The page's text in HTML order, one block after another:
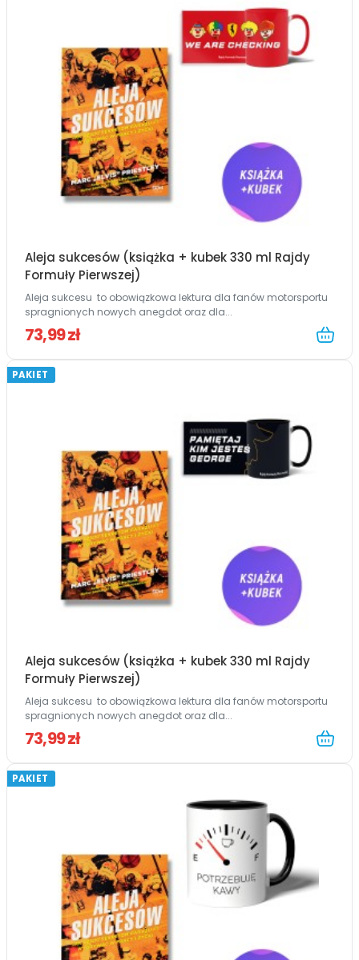
Aleja sukcesów (książka + kubek 330 ml Rajdy
Formuły Pierwszej)
Aleja sukcesu to obowiązkowa lektura dla fanów motorsportu
spragnionych nowych anegdot oraz dla...
73,99 zł
PAKIET
Aleja sukcesów (książka + kubek 330 ml Rajdy
Formuły Pierwszej)
Aleja sukcesu to obowiązkowa lektura dla fanów motorsportu
spragnionych nowych anegdot oraz dla...
73,99 zł
PAKIET